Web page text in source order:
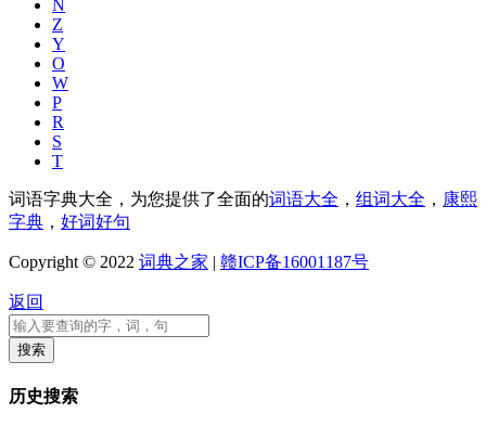
N
Z
Y
O
W
P
R
S
T
词语字典大全，为您提供了全面的词语大全 ， 组词大全 ， 康熙
字典 ， 好词好句
Copyright © 2022 词典之家 | 赣ICP备16001187号
返回
历史搜索